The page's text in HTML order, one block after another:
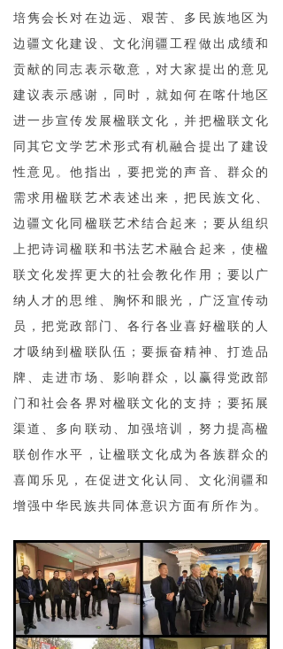
培隽会长对在边远、艰苦、多民族地区为
边疆文化建设、文化润疆工程做出成绩和
贡献的同志表示敬意，对大家提出的意见
建议表示感谢，同时，就如何在喀什地区
进一步宣传发展楹联文化，并把楹联文化
同其它文学艺术形式有机融合提出了建设
性意见。他指出，要把党的声音、群众的
需求用楹联艺术表述出来，把民族文化、
边疆文化同楹联艺术结合起来；要从组织
上把诗词楹联和书法艺术融合起来，使楹
联文化发挥更大的社会教化作用；要以广
纳人才的思维、胸怀和眼光，广泛宣传动
员，把党政部门、各行各业喜好楹联的人
才吸纳到楹联队伍；要振奋精神、打造品
牌、走进市场、影响群众，以赢得党政部
门和社会各界对楹联文化的支持；要拓展
渠道、多向联动、加强培训，努力提高楹
联创作水平，让楹联文化成为各族群众的
喜闻乐见，在促进文化认同、文化润疆和
增强中华民族共同体意识方面有所作为。